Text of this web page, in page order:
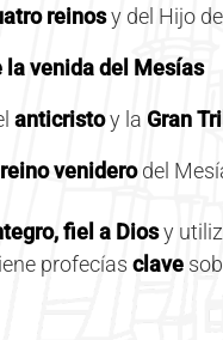
reinosy del Hijo
la venida del Mesías
anticristoy la Gran
reino veniderodel
fiel a Diosy
profecías clave